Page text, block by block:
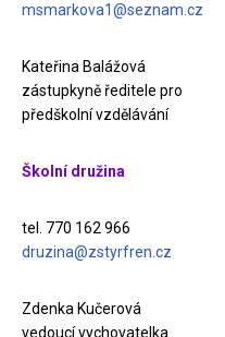
msmarkova1@seznam.cz
Kateřina Balážová
zástupkyně ředitele pro
předškolní vzdělávání
Školní družina
tel. 770 162 966
druzina@zstyrfren.cz
Zdenka Kučerová
vedoucí vychovatelka